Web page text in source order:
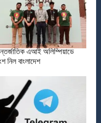
এআই অলিম্পিয়াডে
নিল বাংলাদেশ